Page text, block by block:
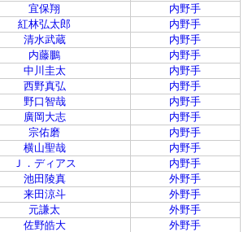
宜保翔
内野手
紅林弘太郎
内野手
清水武蔵
内野手
内藤鵬
内野手
中川圭太
内野手
西野真弘
内野手
野口智哉
内野手
廣岡大志
内野手
宗佑磨
内野手
横山聖哉
内野手
Ｊ．ディアス
内野手
池田陵真
外野手
来田涼斗
外野手
元謙太
外野手
佐野皓大
外野手